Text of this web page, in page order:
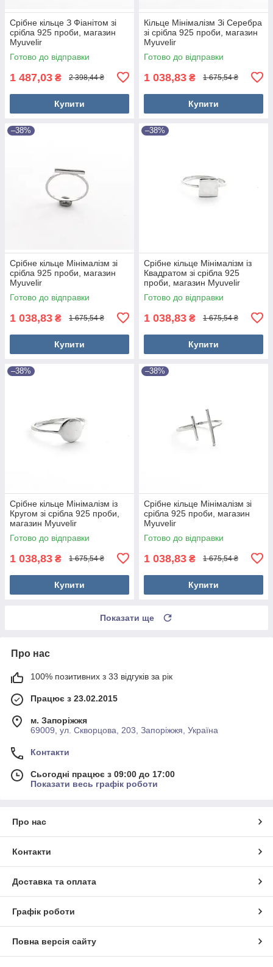
Срібне кільце З Фіанітом зі
срібла 925 проби, магазин
Myuvelir
Готово до відправки
1 487,03 ₴ 2 398,44 ₴
Купити
Кільце Мінімалізм Зі Серебра
зі срібла 925 проби, магазин
Myuvelir
Готово до відправки
1 038,83 ₴ 1 675,54 ₴
Купити
–38%
Срібне кільце Мінімалізм зі
срібла 925 проби, магазин
Myuvelir
Готово до відправки
1 038,83 ₴ 1 675,54 ₴
Купити
–38%
Срібне кільце Мінімалізм із
Квадратом зі срібла 925
проби, магазин Myuvelir
Готово до відправки
1 038,83 ₴ 1 675,54 ₴
Купити
–38%
Срібне кільце Мінімалізм із
Кругом зі срібла 925 проби,
магазин Myuvelir
Готово до відправки
1 038,83 ₴ 1 675,54 ₴
Купити
–38%
Срібне кільце Мінімалізм зі
срібла 925 проби, магазин
Myuvelir
Готово до відправки
1 038,83 ₴ 1 675,54 ₴
Купити
Показати ще
Про нас
100% позитивних з 33 відгуків за рік
Працює з 23.02.2015
м. Запоріжжя
69009, ул. Скворцова, 203, Запоріжжя, Україна
Контакти
Сьогодні працює з 09:00 до 17:00
Показати весь графік роботи
Про нас
Контакти
Доставка та оплата
Графік роботи
Повна версія сайту